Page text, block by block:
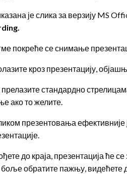
је слика за верзију MS
покреће се снимање
кроз презентацију,
стандардно
ако то желите.
презентовања
до краја, презентација ће
обратите пажњу, видећете